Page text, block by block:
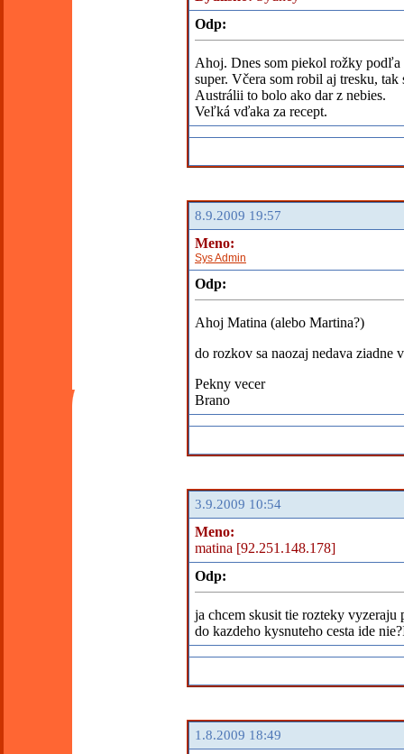
Odp:
Ahoj. Dnes som piekol rožky podľa
super. Včera som robil aj tresku,
Austrálii to bolo ako dar z nebies.
Veľká vďaka za recept.
8.9.2009 19:57
Meno:
Sys Admin
Odp:
Ahoj Matina (alebo Martina?)
do rozkov sa naozaj nedava ziadne
Pekny vecer
Brano
3.9.2009 10:54
Meno:
matina [92.251.148.178]
Odp:
ja chcem skusit tie rozteky vyzeraju
do kazdeho kysnuteho cesta ide
1.8.2009 18:49